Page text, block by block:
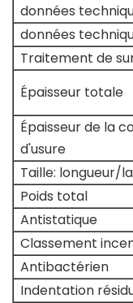
données
données
Traitement de
Épaisseur totale
Épaisseur de la
d'usure
Taille: longueur/
Poids total
Antistatique
Classement
Antibactérien
Indentation